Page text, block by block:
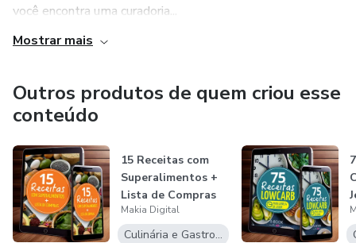
você encontra uma curadoria...
Mostrar mais
Outros produtos de quem criou esse
conteúdo
15 Receitas com
Superalimentos +
Lista de Compras
Makia Digital
Culinária e Gastronomia